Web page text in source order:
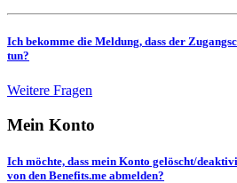
Ich bekomme die Meldung, dass der
tun?
Weitere Fragen
Mein Konto
Ich möchte, dass mein Konto gelöscht/
von den Benefits.me abmelden?